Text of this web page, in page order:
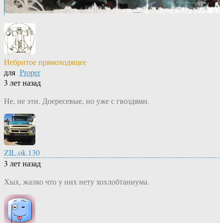
Небритое прямоходящее
для Proper
3 лет назад
Не, не эти. Доересевые, но уже с гвоздями.
ZIL.ok.130
3 лет назад
Хых, жалко что у них нету хохлобтаниума.